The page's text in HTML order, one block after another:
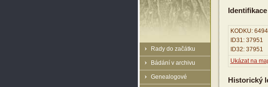
Rady do začátku
Bádání v archivu
Genealogové
Identifikace
KODKU:
ID31: 37951
ID32: 37951
Ukázat na
Historický